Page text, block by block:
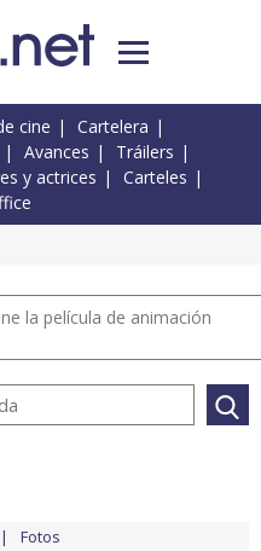
cine
Cartelera
Avances
Tráilers
y actrices
Carteles
la película de animación
Fotos